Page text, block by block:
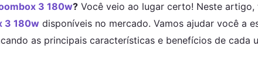
3 180w? Você veio ao lugar certo! Neste artigo,
3 180w disponíveis no mercado. Vamos ajudar você a
as principais características e benefícios de cada